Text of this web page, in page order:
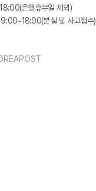
은행휴무일 제외)
9:00~18:00(분실 및 사고접수)